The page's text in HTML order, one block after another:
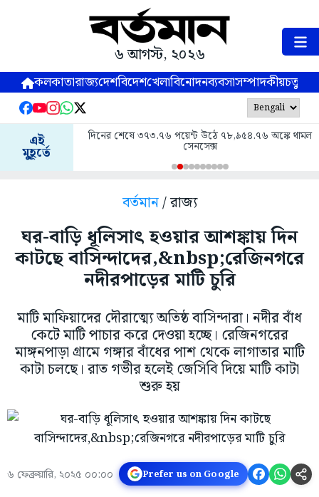
৬ আগস্ট, ২০২৬
কলকাতারাজ্যদেশবিদেশখেলাবিনোদনব্যবসাসম্পাদকীয়
এই
মুহূর্তে
দিনের শেষে ৩৭৩.৭৬ পয়েন্ট উঠে ৭৮,৯৫৪.৭৬ অঙ্কে থামল
সেনসেক্স
বর্তমান/ রাজ্য
ঘর-বাড়ি ধূলিসাৎ হওয়ার আশঙ্কায় দিন
কাটছে বাসিন্দাদের,&nbsp;রেজিনগরে
নদীরপাড়ের মাটি চুরি
মাটি মাফিয়াদের দৌরাত্ম্যে অতিষ্ঠ বাসিন্দারা। নদীর বাঁধ
কেটে মাটি পাচার করে দেওয়া হচ্ছে। রেজিনগরের
মাঙ্গনপাড়া গ্রামে গঙ্গার বাঁধের পাশ থেকে লাগাতার মাটি
কাটা চলছে। রাত গভীর হলেই জেসিবি দিয়ে মাটি কাটা
শুরু হয়
৬ ফেব্রুয়ারি, ২০২৫ ০০:০০ Prefer us on Google